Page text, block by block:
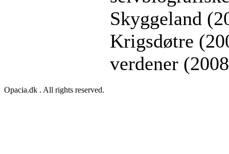
Skyggeland
Krigsdøtre
verdener
Opacia.dk . All rights reserved.